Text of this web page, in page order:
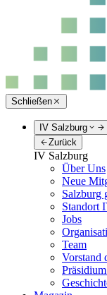
Schließen
IV Salzburg
Zurück
IV Salzburg
Über Uns
Neue
Salzburg
Standort
Jobs
Team
Vorstand